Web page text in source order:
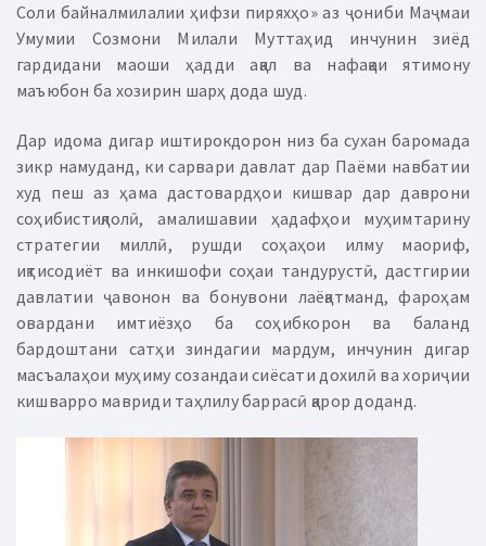
Соли байналмилалии ҳифзи пиряхҳо» аз ҷониби Маҷмаи
Умумии Созмони Милали Муттаҳид инчунин зиёд
гардидани маоши ҳадди ақал ва нафақаи ятимону
маъюбон ба хозирин шарҳ дода шуд.
Дар идома дигар иштирокдорон низ ба сухан баромада
зикр намуданд, ки сарвари давлат дар Паёми навбатии
худ пеш аз ҳама дастовардҳои кишвар дар даврони
соҳибистиқлолӣ, амалишавии ҳадафҳои муҳимтарину
стратегии миллӣ, рушди соҳаҳои илму маориф,
иқтисодиёт ва инкишофи соҳаи тандурустӣ, дастгирии
давлатии ҷавонон ва бонувони лаёқатманд, фароҳам
овардани имтиёзҳо ба соҳибкорон ва баланд
бардоштани сатҳи зиндагии мардум, инчунин дигар
масъалаҳои муҳиму созандаи сиёсати дохилӣ ва хориҷии
кишварро мавриди таҳлилу баррасӣ қарор доданд.